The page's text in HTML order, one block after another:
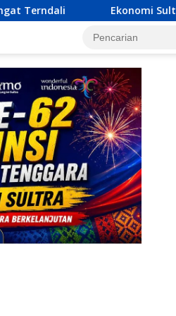
Sultra Tumbuh 6,23 Persen,